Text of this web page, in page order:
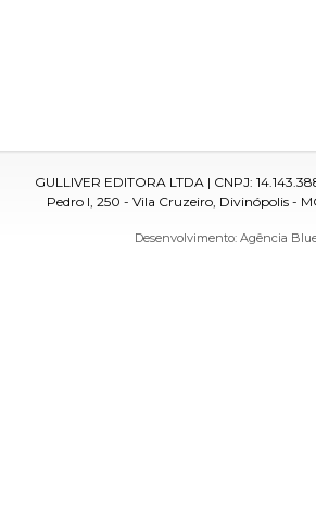
GULLIVER EDITORA LTDA | CNPJ:
Pedro I, 250 - Vila Cruzeiro, Divinópolis -
Desenvolvimento: Agência